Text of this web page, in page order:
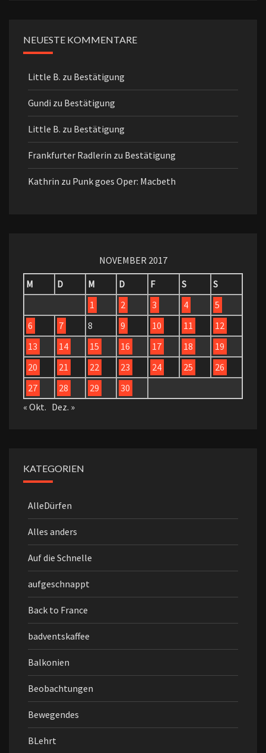
NEUESTE KOMMENTARE
Little B. zu Bestätigung
Gundi zu Bestätigung
Little B. zu Bestätigung
Frankfurter Radlerin zu Bestätigung
Kathrin zu Punk goes Oper: Macbeth
NOVEMBER 2017
M
D M D F S
S
1
2 3 4
5
6
7 8 9 10 11
12
13
14 15 16 17 18
19
20
21 22 23 24 25
26
27
28 29
30
« Okt. Dez. »
KATEGORIEN
AlleDürfen
Alles anders
Auf die Schnelle
aufgeschnappt
Back to France
badventskaffee
Balkonien
Beobachtungen
Bewegendes
BLehrt